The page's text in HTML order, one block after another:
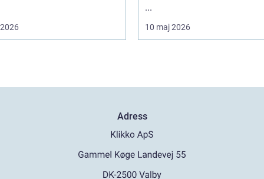
...
10 maj 2026
Adress